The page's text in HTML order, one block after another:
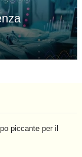
piccante per il